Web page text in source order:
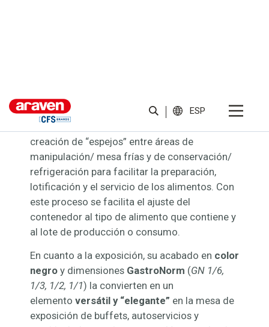
manipulación y exposición del alimento en
mesa fría como en su
conservación con su
correspondiente tapa hermética
creación de “espejos” entre áreas de
manipulación/ mesa frías y de conservación/
refrigeración para facilitar la preparación,
lotificación y el servicio de los alimentos. Con
este proceso se facilita el ajuste del
contenedor al tipo de alimento que contiene y
al lote de producción o consumo.
En cuanto a la exposición, su acabado en color
negro y dimensiones GastroNorm (GN 1/6,
1/3, 1/2, 1/1) la convierten en un
elemento versátil y “elegante” en la mesa de
exposición de buffets, autoservicios y